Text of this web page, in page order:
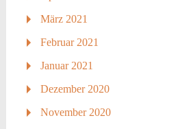
März 2021
Februar 2021
Januar 2021
Dezember 2020
November 2020